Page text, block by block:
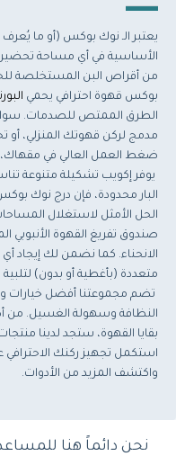
يعتبر الـ نوك بوكس (أو ما
الأساسية في أي مساحة
من أقراص البن المستخلصة
بوكس قهوة احترافي يحمي
الطرق الممتص للصدمات.
مدمج لركن قهوتك المنزلي، أو
ضغط العمل العالي في مقهاك،
يوفر إكويب تشكيلة متنوعة
البار محدودة، فإن درج نوك
الحل الأمثل لاستغلال
صندوق تفريغ القهوة الأنبوبي
الانحناء. كما نضمن لك
متعددة (بأغطية أو بدون) لتلبية
تضم مجموعتنا أفضل خيارات
النظافة وسهولة الغسيل. من
بقايا القهوة، ستجد لدينا
استكمل تجهيز ركنك الاحترافي
واكتشف المزيد من الأدوات.
نحن دائماً هنا